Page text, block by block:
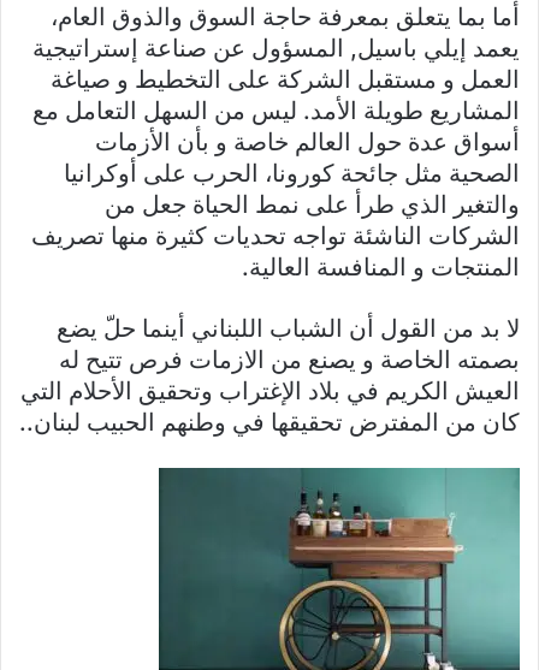
أما بما يتعلق بمعرفة حاجة السوق والذوق العام،
يعمد إيلي باسيل, المسؤول عن صناعة إستراتيجية
العمل و مستقبل الشركة على التخطيط و صياغة
المشاريع طويلة الأمد. ليس من السهل التعامل مع
أسواق عدة حول العالم خاصة و بأن الأزمات
الصحية مثل جائحة كورونا، الحرب على أوكرانيا
والتغير الذي طرأ على نمط الحياة جعل من
الشركات الناشئة تواجه تحديات كثيرة منها تصريف
المنتجات و المنافسة العالية.
لا بد من القول أن الشباب اللبناني أينما حلّ يضع
بصمته الخاصة و يصنع من الازمات فرص تتيح له
العيش الكريم في بلاد الإغتراب وتحقيق الأحلام التي
كان من المفترض تحقيقها في وطنهم الحبيب لبنان..